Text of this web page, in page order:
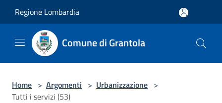
Regione Lombardia
Comune di Grantola
Home > Argomenti > Urbanizzazione >
Tutti i servizi (53)